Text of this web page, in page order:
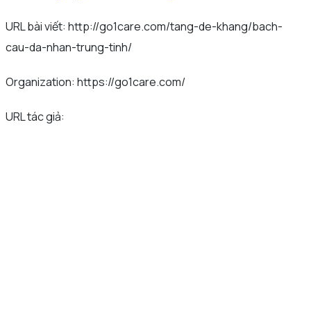
URL bài viết: http://go1care.com/tang-de-khang/bach-
cau-da-nhan-trung-tinh/
Organization: https://go1care.com/
URL tác giả: